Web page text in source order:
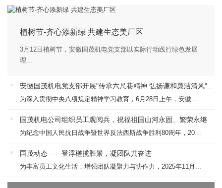
植树节-齐心添新绿 共建生态美厂区
3月12日植树节，安徽国茂机电党支部以实际行动践行绿色发展
理...
为深入贯彻中央八项规定精神学习教育，6月28日上午，安徽国茂...
国茂机电公司组织员工观阅兵，祝福祖国山河永固、繁荣永继
为纪念中国人民抗日战争暨世界反法西斯战争胜利80周年，202...
国茂动态——登浮槎揽胜景，凝团队共奋进
为丰富员工文化生活，增强团队凝聚力与协作力，2025年11月...